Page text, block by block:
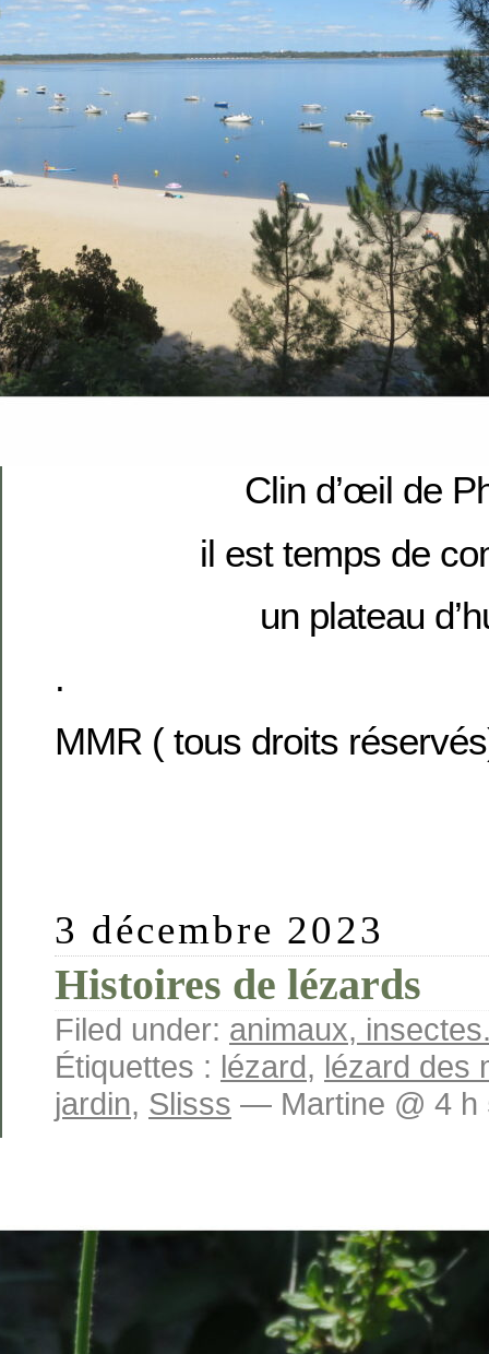
Clin d’œil de
il est temps de
un plateau
.
MMR ( tous droits
3 décembre 2023
Histoires de lézards
Filed under: animaux,
Étiquettes : lézard, lézard des
jardin, Slisss — Martine @ 4 h